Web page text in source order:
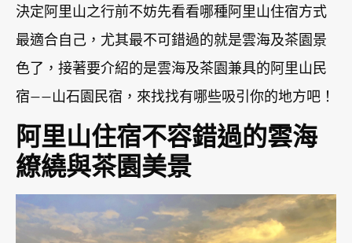
決定阿里山之行前不妨先看看哪種阿里山住宿方式
最適合自己，尤其最不可錯過的就是雲海及茶園景
色了，接著要介紹的是雲海及茶園兼具的阿里山民
宿——山石園民宿，來找找有哪些吸引你的地方吧！
阿里山住宿不容錯過的雲海
繚繞與茶園美景